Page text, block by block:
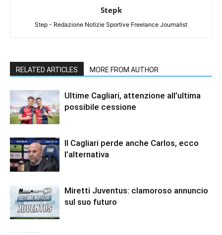
Stepk
Step - Redazione Notizie Sportive Freelance Journalist
RELATED ARTICLES MORE FROM AUTHOR
Ultime Cagliari, attenzione all’ultima
possibile cessione
Il Cagliari perde anche Carlos, ecco
l’alternativa
Miretti Juventus: clamoroso annuncio
sul suo futuro